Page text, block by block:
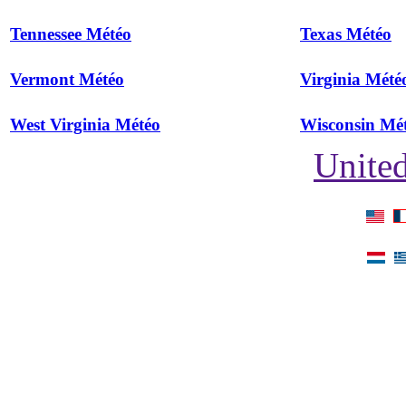
Tennessee Météo Texas Météo
Vermont Météo Virginia
West Virginia Météo Wisconsin